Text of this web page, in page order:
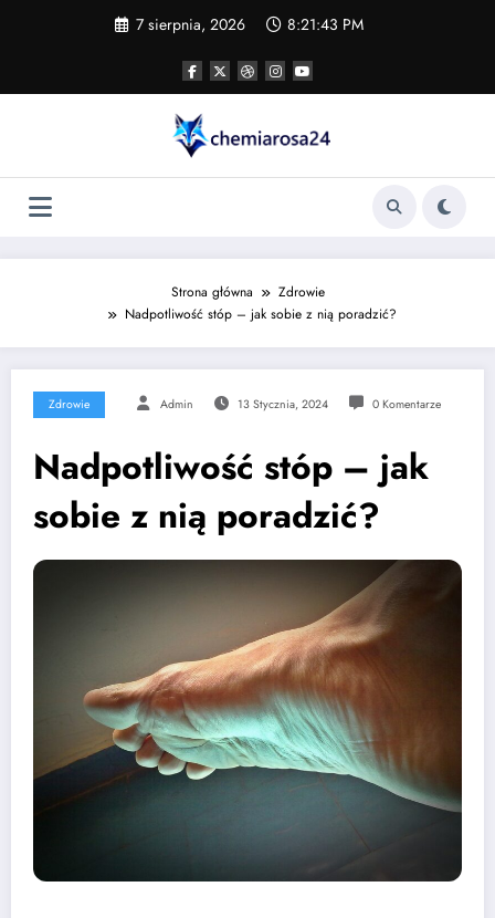
7 sierpnia, 2026 8:21:44 PM
Strona główna
Zdrowie
Nadpotliwość stóp – jak sobie z nią poradzić?
Zdrowie Admin 13 Stycznia, 2024 0 Komentarze
Nadpotliwość stóp – jak
sobie z nią poradzić?